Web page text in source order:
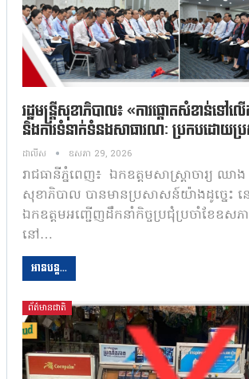
រដ្ឋមន្រ្តីសុខាភិបាល៖ «ការផ្តោតសំខាន់ទៅល
និងការទំនាក់ទំនងសាធារណៈ ប្រកបដោយប្
ដាលីស ឧសភា 29, 2026
រាជធានីភ្នំពេញ៖ ឯកឧត្តមសាស្ត្រាចារ្យ ឈាង
សុខាភិបាល បានមានប្រសាសន៍យ៉ាងដូច្នេះ
ឯកឧត្តមអញ្ជើញដឹកនាំកិច្ចប្រជុំប្រចាំខែឧសភ
នៅ…
អានបន្ត...
ព័ត៌មានជាតិ